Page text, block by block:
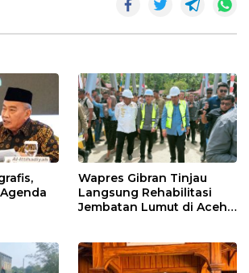
Wapres Gibran Tinjau
Langsung Rehabilitasi
Jembatan Lumut di Aceh